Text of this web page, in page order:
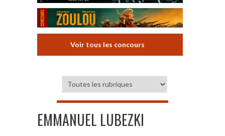
Voir tous les concours
EMMANUEL LUBEZKI